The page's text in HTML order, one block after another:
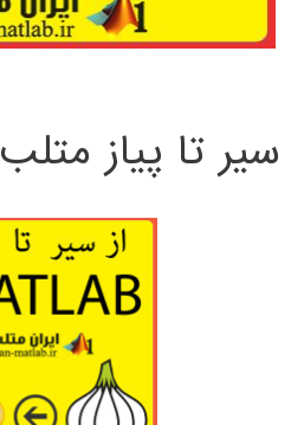
سیر تا پیاز متلب MATLAB